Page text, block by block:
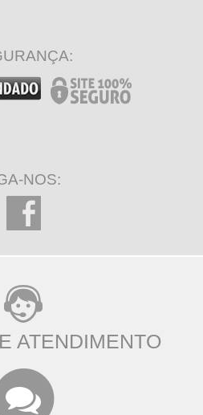
NOS:
ATENDIMENTO